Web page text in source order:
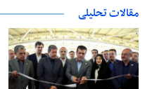
مقالات تحلیلی